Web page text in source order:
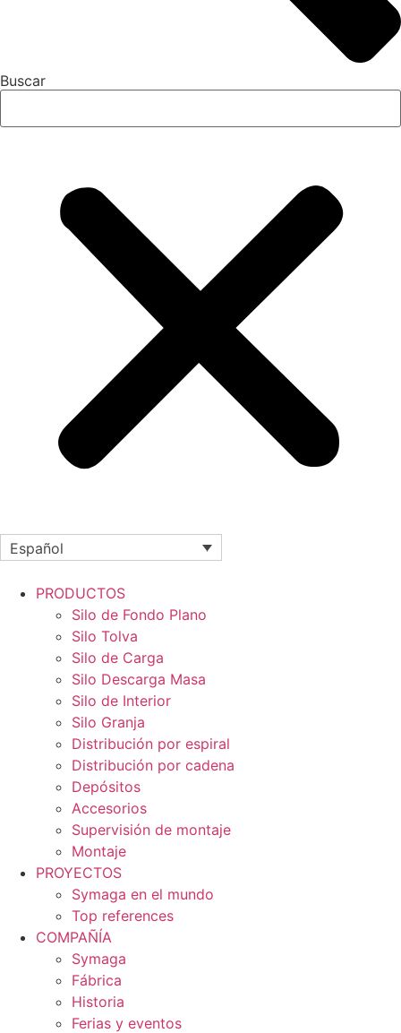
Buscar
Español
PRODUCTOS
Silo de Fondo Plano
Silo Tolva
Silo de Carga
Silo Descarga Masa
Silo de Interior
Silo Granja
Distribución por espiral
Distribución por cadena
Depósitos
Accesorios
Supervisión de montaje
Montaje
PROYECTOS
Symaga en el mundo
Top references
COMPAÑÍA
Symaga
Fábrica
Historia
Ferias y eventos